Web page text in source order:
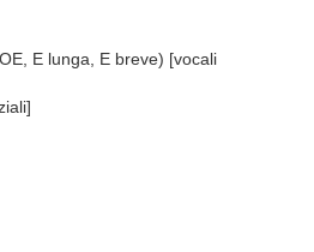
E lunga, E breve) [vocali